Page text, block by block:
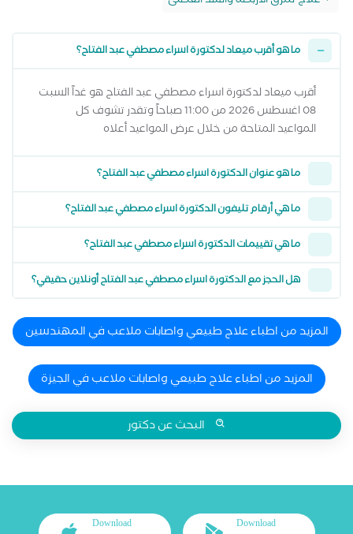
ما هو أقرب ميعاد لدكتورة اسراء مصطفي عبد الفتاح؟
أقرب ميعاد لدكتورة اسراء مصطفي عبد الفتاح هو غداً السبت
08 اغسطس 2026 من 11:00 صباحاً وتقدر تشوف كل
المواعيد المتاحة من خلال عرض المواعيد أعلاه
ما هو عنوان الدكتورة اسراء مصطفي عبد الفتاح؟
ما هي أرقام تليفون الدكتورة اسراء مصطفي عبد الفتاح؟
ما هي تقييمات الدكتورة اسراء مصطفي عبد الفتاح؟
هل الحجز مع الدكتورة اسراء مصطفي عبد الفتاح أونلاين حقيقي؟
المزيد من اطباء علاج طبيعي واصابات ملاعب في المهندسين
المزيد من اطباء علاج طبيعي واصابات ملاعب في الجيزة
البحث عن دكتور
Download
Download